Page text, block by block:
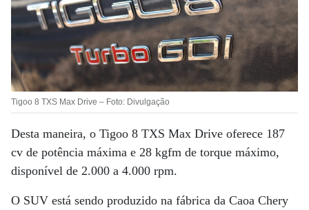
Tigoo 8 TXS Max Drive – Foto: Divulgação
Desta maneira, o Tigoo 8 TXS Max Drive oferece 187
cv de potência máxima e 28 kgfm de torque máximo,
disponível de 2.000 a 4.000 rpm.
O SUV está sendo produzido na fábrica da Caoa Chery